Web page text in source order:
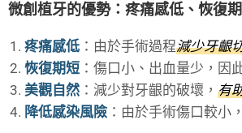
微創植牙的優勢：疼痛感低、恢復
疼痛感低 ：由於手術過程減少牙齦
恢復期短 ：傷口小、出血量少，因
美觀自然 ：減少對牙齦的破壞， 有
降低感染風險 ：由於手術傷口較小